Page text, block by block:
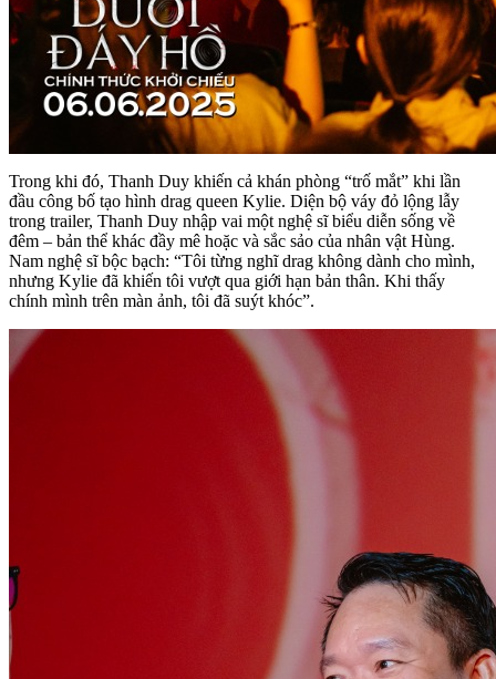
Trong khi đó, Thanh Duy khiến cả khán phòng “trố mắt” khi lần
đầu công bố tạo hình drag queen Kylie. Diện bộ váy đỏ lộng lẫy
trong trailer, Thanh Duy nhập vai một nghệ sĩ biểu diễn sống về
đêm – bản thể khác đầy mê hoặc và sắc sảo của nhân vật Hùng.
Nam nghệ sĩ bộc bạch: “Tôi từng nghĩ drag không dành cho mình,
nhưng Kylie đã khiến tôi vượt qua giới hạn bản thân. Khi thấy
chính mình trên màn ảnh, tôi đã suýt khóc”.